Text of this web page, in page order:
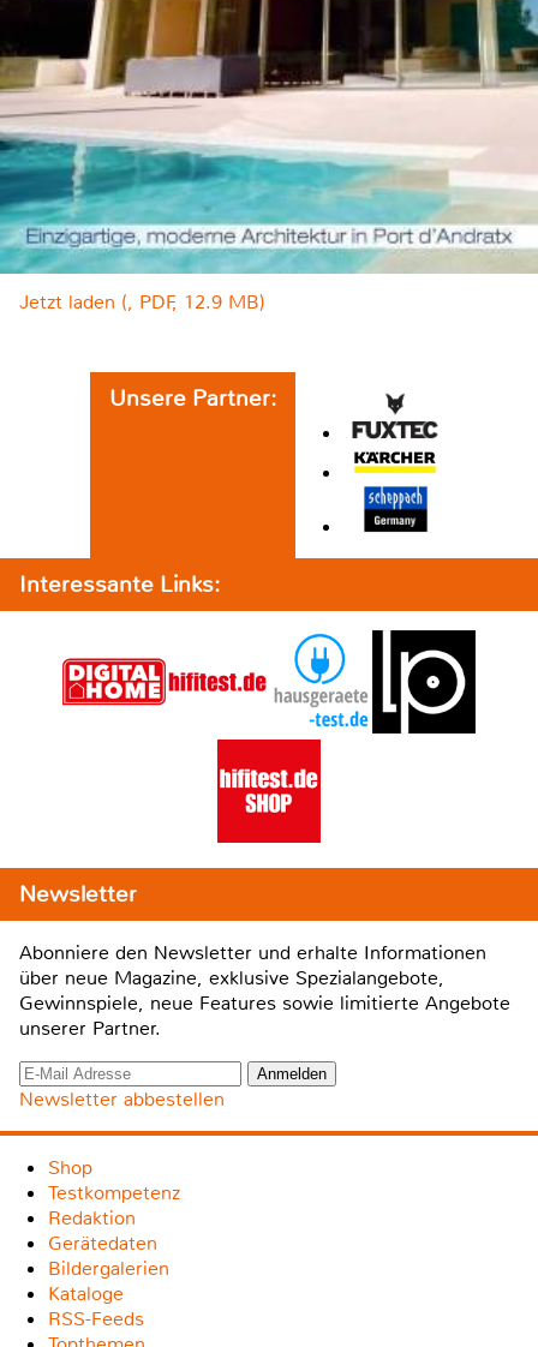
Jetzt laden (, PDF, 12.9 MB)
Unsere Partner:
Interessante Links:
Newsletter
Abonniere den Newsletter und erhalte Informationen
über neue Magazine, exklusive Spezialangebote,
Gewinnspiele, neue Features sowie limitierte Angebote
unserer Partner.
Newsletter abbestellen
Shop
Testkompetenz
Redaktion
Gerätedaten
Bildergalerien
Kataloge
RSS-Feeds